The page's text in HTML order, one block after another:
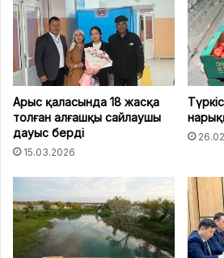
Арыс қаласында 18 жасқа
толған алғашқы сайлаушы
дауыс берді
15.03.2026